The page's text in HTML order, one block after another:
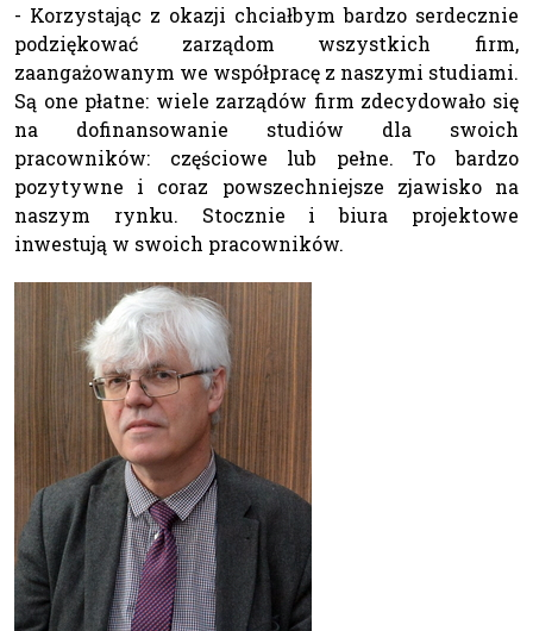
- Korzystając z okazji chciałbym bardzo serdecznie
podziękować zarządom wszystkich firm,
zaangażowanym we współpracę z naszymi studiami.
Są one płatne: wiele zarządów firm zdecydowało się
na dofinansowanie studiów dla swoich
pracowników: częściowe lub pełne. To bardzo
pozytywne i coraz powszechniejsze zjawisko na
naszym rynku. Stocznie i biura projektowe
inwestują w swoich pracowników.